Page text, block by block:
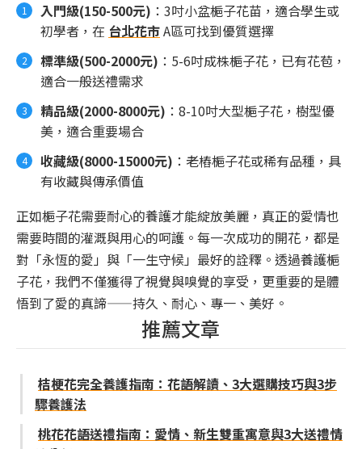
入門級(150-500元) ：3吋小盆梔子花苗，適合學生或
初學者，在 台北花市A區可找到優質選擇
標準級(500-2000元) ：5-6吋成株梔子花，已有花苞，
適合一般送禮需求
精品級(2000-8000元) ：8-10吋大型梔子花，樹型優
美，適合重要場合
收藏級(8000-15000元) ：老樁梔子花或稀有品種，具
有收藏與傳承價值
正如梔子花需要耐心的養護才能綻放美麗，真正的愛情也
需要時間的灌溉與用心的呵護。每一次成功的開花，都是
對「永恆的愛」與「一生守候」最好的詮釋。透過養護梔
子花，我們不僅獲得了視覺與嗅覺的享受，更重要的是體
悟到了愛的真諦——持久、耐心、專一、美好。
推薦文章
桔梗花完全養護指南：花語解讀、3大選購技巧與3步
驟養護法
桃花花語送禮指南：愛情、新生雙重寓意與3大送禮情